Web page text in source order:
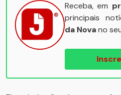
Receba, em
principais
da Novano